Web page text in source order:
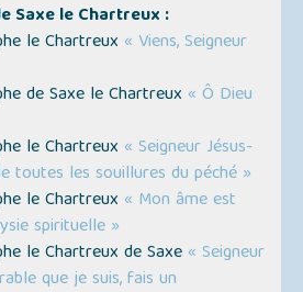
Saxe le Chartreux :
le Chartreux « Viens, Seigneur
de Saxe le Chartreux « Ô Dieu
le Chartreux « Seigneur Jésus-
toutes les souillures du péché »
le Chartreux « Mon âme est
spirituelle »
le Chartreux de Saxe « Seigneur
que je suis, fais un